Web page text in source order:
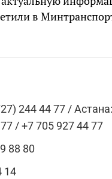
в
244 44 77 /
/ +7 705 927 44 77
88 80
14